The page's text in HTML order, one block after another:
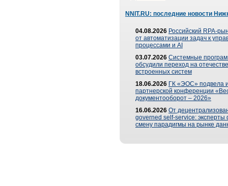
NNIT.RU: последние новости
04.08.2026 Российский RPA-
от автоматизации задач к
процессами и AI
03.07.2026 Системные
обсудили переход на
встроенных систем
18.06.2026 ГК «ЭОС» подвела
партнерской конференции
документооборот – 2026»
16.06.2026 От
governed self-service: эксперты
смену парадигмы на рынке